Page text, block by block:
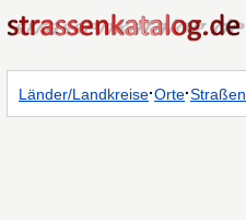
Länder/Landkreise·Orte·Straßen